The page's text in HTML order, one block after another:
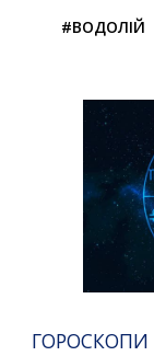
#ВОДОЛІЙ
ГОРОСКОПИ